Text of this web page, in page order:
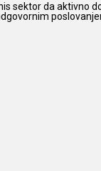
sektor da aktivno